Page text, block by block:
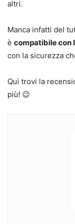
altri.
Manca infatti del
è compatibile con
con la sicurezza
Qui trovi la
più! 😉